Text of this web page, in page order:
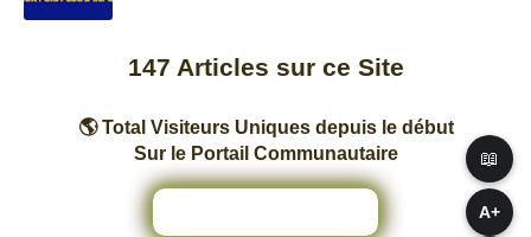
A+
📖
147 Articles sur ce Site
🌎 Total Visiteurs Uniques depuis le début
Sur le Portail Communautaire